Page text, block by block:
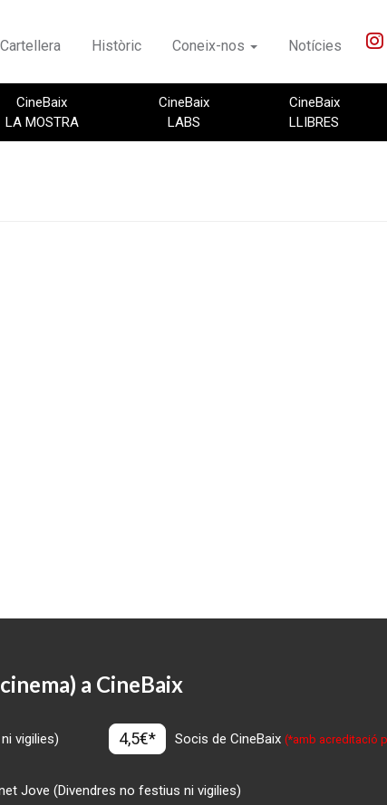
Cartellera Històric Coneix-nos Notícies
CineBaix
LA MOSTRA
CineBaix
LABS
CineBaix
LLIBRES
a CineBaix
vigilies) 4,5€* Socis de CineBaix(*amb acreditació
Jove (Divendres no festius ni vigilies)